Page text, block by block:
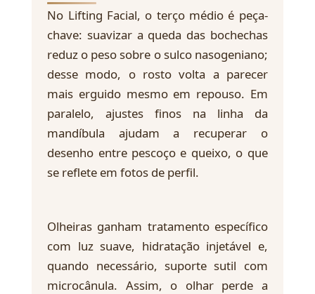
No Lifting Facial, o terço médio é peça-
chave: suavizar a queda das bochechas
reduz o peso sobre o sulco nasogeniano;
desse modo, o rosto volta a parecer
mais erguido mesmo em repouso. Em
paralelo, ajustes finos na linha da
mandíbula ajudam a recuperar o
desenho entre pescoço e queixo, o que
se reflete em fotos de perfil.
Olheiras ganham tratamento específico
com luz suave, hidratação injetável e,
quando necessário, suporte sutil com
microcânula. Assim, o olhar perde a